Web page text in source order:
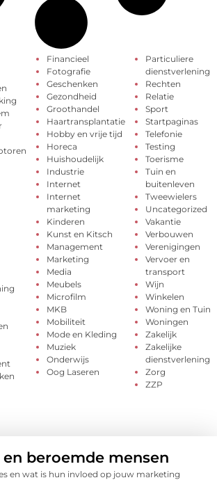
Financieel
Fotografie
Geschenken
Gezondheid
Groothandel
Haartransplantatie
Hobby en vrije tijd
Horeca
Huishoudelijk
Industrie
Internet
Internet
marketing
Kinderen
Kunst en Kitsch
Management
Marketing
Media
Meubels
Microfilm
MKB
Mobiliteit
Mode en Kleding
Muziek
Onderwijs
Oog Laseren
Particuliere
dienstverlening
Rechten
Relatie
Sport
Startpaginas
Telefonie
Testing
Toerisme
Tuin en
buitenleven
Tweewielers
Uncategorized
Vakantie
Verbouwen
Verenigingen
Vervoer en
transport
Wijn
Winkelen
Woning en Tuin
Woningen
Zakelijk
Zakelijke
dienstverlening
Zorg
ZZP
en beroemde mensen
en wat is hun invloed op jouw marketing